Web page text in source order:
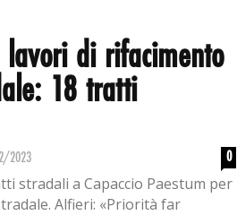
lavori di rifacimento
18 tratti
2023 0
stradali a Capaccio Paestum per
Alfieri: «Priorità far